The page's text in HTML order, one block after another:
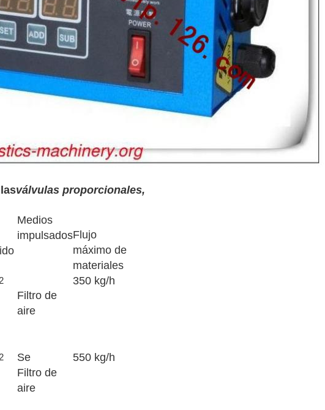
válvulas proporcionales,
Medios
impulsadosFlujo
máximo de
materiales
2
Filtro de
aire
350 kg/h
2
Se
Filtro de
aire
550 kg/h